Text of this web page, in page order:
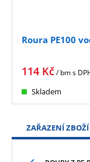
Roura PE100
114 Kč/ bms
Skladem
ZAŘAZENÍ ZBOŽÍ